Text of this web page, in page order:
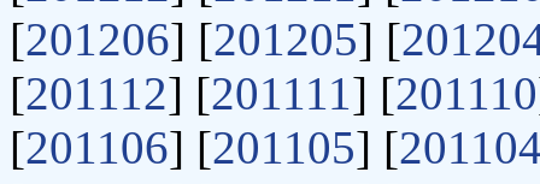
[201206] [201205] [
[201112] [201111 ] [201110
[201106] [201105] [